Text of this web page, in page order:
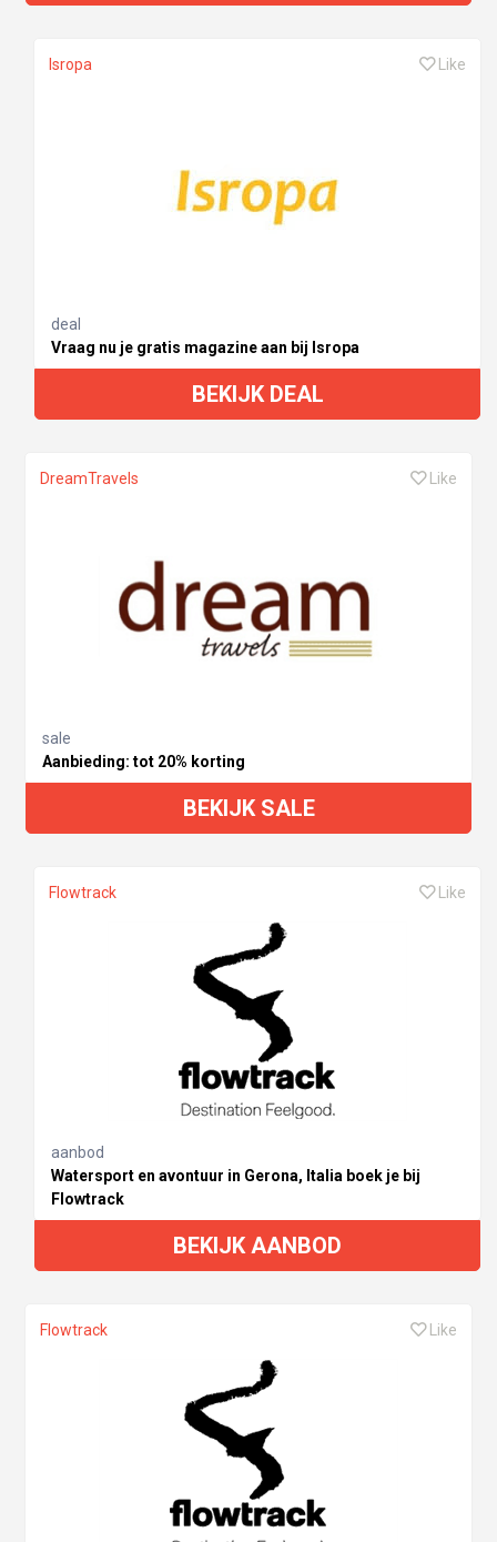
Isropa Like
deal
Vraag nu je gratis magazine aan bij Isropa
BEKIJK DEAL
DreamTravels Like
sale
Aanbieding: tot 20% korting
BEKIJK SALE
Flowtrack Like
aanbod
Watersport en avontuur in Gerona, Italia boek je bij
Flowtrack
BEKIJK AANBOD
Flowtrack Like